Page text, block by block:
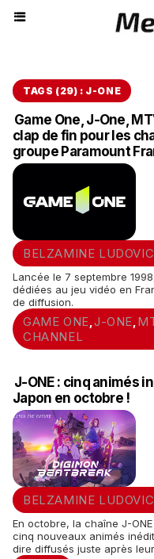
TAGS (29) : J-ONE
Game One, J-One,
clap de fin pour les
groupe Paramount
BELZAMINE LUDOVIC
Lancée le 7 septembre
dédiées au jeu vidéo en
de diffusion.
GAME ONE ,J-ONE
CHANNEL
J-ONE : cinq animés
Japon en octobre !
BELZAMINE LUDOVIC
En octobre, la chaîne J-
cinq nouveaux animés
dire diffusés juste après